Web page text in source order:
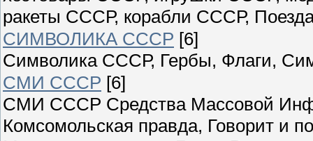
ракеты СССР, корабли СССР,
СИМВОЛИКА СССР [6]
Символика СССР, Гербы, Флаги,
СМИ СССР [6]
СМИ СССР Средства Массовой
Комсомольская правда, Говорит и